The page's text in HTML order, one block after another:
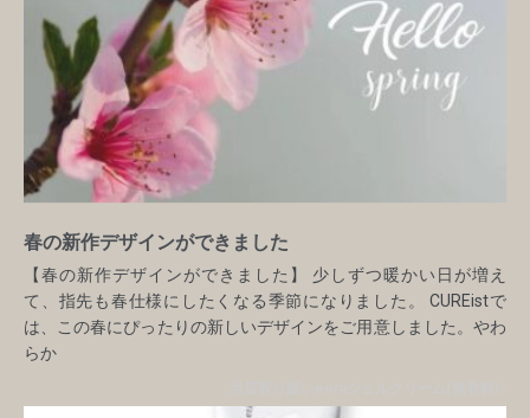
春の新作デザインができました
【春の新作デザインができました】 少しずつ暖かい日が増え
て、指先も春仕様にしたくなる季節になりました。 CUREistで
は、この春にぴったりの新しいデザインをご用意しました。やわ
らか